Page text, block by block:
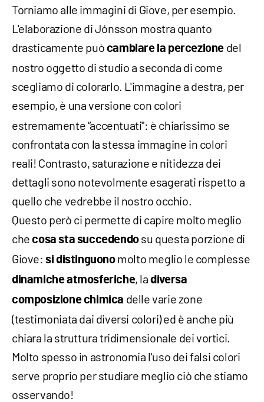
Torniamo alle immagini di Giove, per esempio.
L'elaborazione di Jónsson mostra quanto
drasticamente può cambiare la percezione del
nostro oggetto di studio a seconda di come
scegliamo di colorarlo. L'immagine a destra, per
esempio, è una versione con colori
estremamente “accentuati": è chiarissimo se
confrontata con la stessa immagine in colori
reali! Contrasto, saturazione e nitidezza dei
dettagli sono notevolmente esagerati rispetto a
quello che vedrebbe il nostro occhio.
Questo però ci permette di capire molto meglio
checosa sta succedendosu questa porzione di
Giove:si distinguonomolto meglio le complesse
dinamiche atmosferiche, ladiversa
composizione chimica delle varie zone
(testimoniata dai diversi colori) ed è anche più
chiara la struttura tridimensionale dei vortici.
Molto spesso in astronomia l'uso dei falsi colori
serve proprio per studiare meglio ciò che stiamo
osservando!